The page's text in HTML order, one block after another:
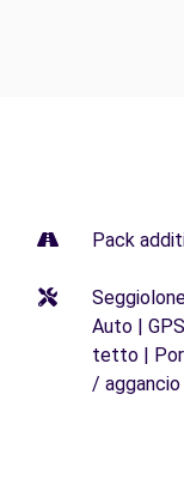
Pack
Auto |
tetto |
/